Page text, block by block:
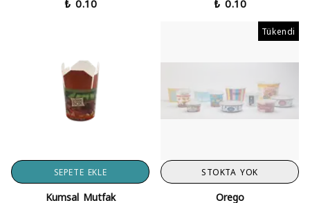
₺ 0.10 ₺ 0.10
SEPETE EKLE
Kumsal Mutfak
Tükendi
STOKTA YOK
Orego